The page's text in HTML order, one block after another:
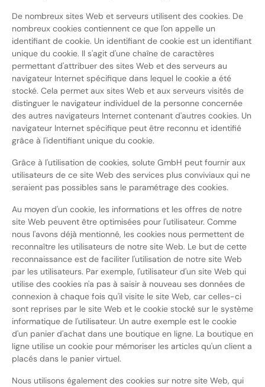
De nombreux sites Web et serveurs utilisent des cookies. De
nombreux cookies contiennent ce que l'on appelle un
identifiant de cookie. Un identifiant de cookie est un identifiant
unique du cookie. Il s'agit d'une chaîne de caractères
permettant d'attribuer des sites Web et des serveurs au
navigateur Internet spécifique dans lequel le cookie a été
stocké. Cela permet aux sites Web et aux serveurs visités de
distinguer le navigateur individuel de la personne concernée
des autres navigateurs Internet contenant d'autres cookies. Un
navigateur Internet spécifique peut être reconnu et identifié
grâce à l'identifiant unique du cookie.
Grâce à l'utilisation de cookies, solute GmbH peut fournir aux
utilisateurs de ce site Web des services plus conviviaux qui ne
seraient pas possibles sans le paramétrage des cookies.
Au moyen d'un cookie, les informations et les offres de notre
site Web peuvent être optimisées pour l'utilisateur. Comme
nous l'avons déjà mentionné, les cookies nous permettent de
reconnaître les utilisateurs de notre site Web. Le but de cette
reconnaissance est de faciliter l'utilisation de notre site Web
par les utilisateurs. Par exemple, l'utilisateur d'un site Web qui
utilise des cookies n'a pas à saisir à nouveau ses données de
connexion à chaque fois qu'il visite le site Web, car celles-ci
sont reprises par le site Web et le cookie stocké sur le système
informatique de l'utilisateur. Un autre exemple est le cookie
d'un panier d'achat dans une boutique en ligne. La boutique en
ligne utilise un cookie pour mémoriser les articles qu'un client a
placés dans le panier virtuel.
Nous utilisons également des cookies sur notre site Web, qui